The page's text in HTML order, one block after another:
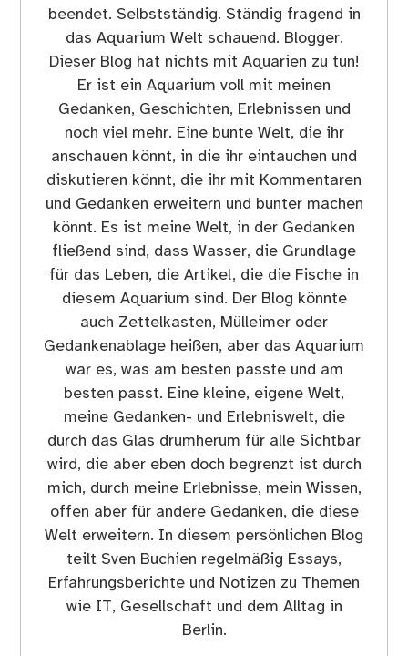
beendet. Selbstständig. Ständig fragend in
das Aquarium Welt schauend. Blogger.
Dieser Blog hat nichts mit Aquarien zu tun!
Er ist ein Aquarium voll mit meinen
Gedanken, Geschichten, Erlebnissen und
noch viel mehr. Eine bunte Welt, die ihr
anschauen könnt, in die ihr eintauchen und
diskutieren könnt, die ihr mit Kommentaren
und Gedanken erweitern und bunter machen
könnt. Es ist meine Welt, in der Gedanken
fließend sind, dass Wasser, die Grundlage
für das Leben, die Artikel, die die Fische in
diesem Aquarium sind. Der Blog könnte
auch Zettelkasten, Mülleimer oder
Gedankenablage heißen, aber das Aquarium
war es, was am besten passte und am
besten passt. Eine kleine, eigene Welt,
meine Gedanken- und Erlebniswelt, die
durch das Glas drumherum für alle Sichtbar
wird, die aber eben doch begrenzt ist durch
mich, durch meine Erlebnisse, mein Wissen,
offen aber für andere Gedanken, die diese
Welt erweitern. In diesem persönlichen Blog
teilt Sven Buchien regelmäßig Essays,
Erfahrungsberichte und Notizen zu Themen
wie IT, Gesellschaft und dem Alltag in
Berlin.